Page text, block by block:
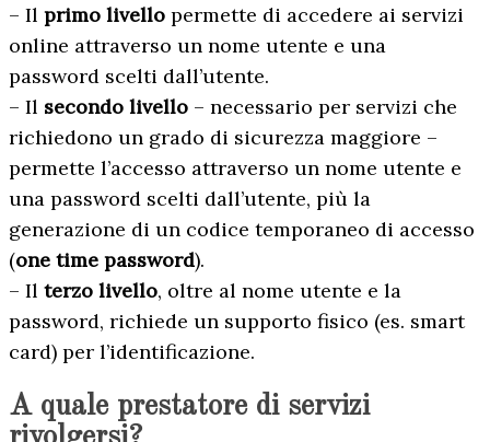
– Il primo livello permette di accedere ai servizi
online attraverso un nome utente e una
password scelti dall’utente.
– Il secondo livello – necessario per servizi che
richiedono un grado di sicurezza maggiore –
permette l’accesso attraverso un nome utente e
una password scelti dall’utente, più la
generazione di un codice temporaneo di accesso
(one time password).
– Il terzo livello, oltre al nome utente e la
password, richiede un supporto fisico (es. smart
card) per l’identificazione.
A quale prestatore di servizi